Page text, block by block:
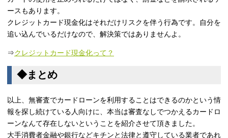
ースもあります。
クレジットカード現金化はそれだけリスクを伴う行為です。自分を
追い込んでいるだけなので、解決策ではありませんよ。
⇒クレジットカード現金化って？
◆まとめ
以上、無審査でカードローンを利用することはできるのかという情
報を探し続けている人向けに、本当は審査なしでつかえるカードロ
ーンなんて存在しないということを紹介させて頂きました。
大手消費者金融や銀行などキチンと法律と遵守している業者であれ